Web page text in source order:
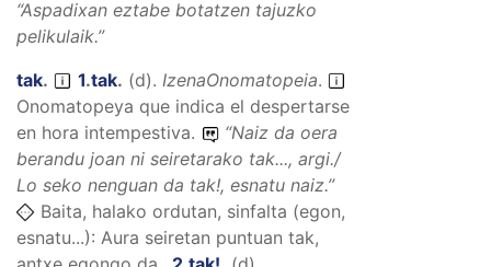
“Aspadixan eztabe botatzen tajuzko
pelikulaik.”
tak. 1.tak. (d). IzenaOnomatopeia.
Onomatopeya que indica el despertarse
en hora intempestiva.
“Naiz da oera
berandu joan ni seiretarako tak..., argi./
Lo seko nenguan da tak!, esnatu naiz.”
Baita, halako ordutan, sinfalta (egon,
esnatu...): Aura seiretan puntuan tak,